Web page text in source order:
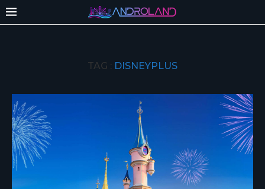
TAG : DISNEYPLUS